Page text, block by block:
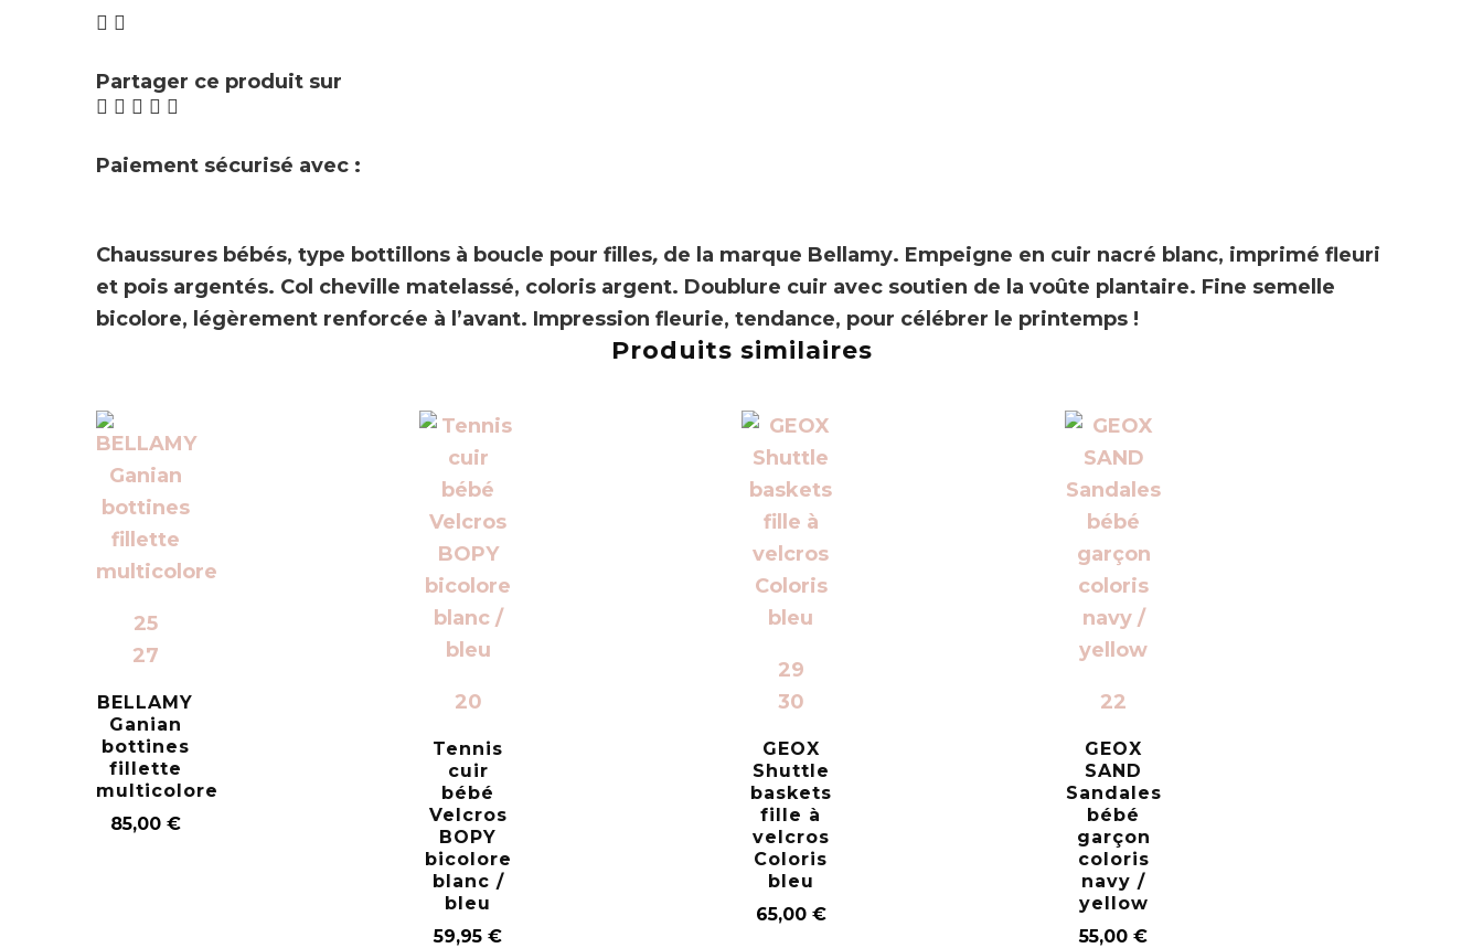
Partager ce produit sur
Paiement sécurisé avec :
Chaussures bébés, type bottillons à boucle pour filles, de la marque Bellamy. Empeigne en cuir nacré blanc, imprimé fleuri
et pois argentés. Col cheville matelassé, coloris argent. Doublure cuir avec soutien de la voûte plantaire. Fine semelle
bicolore, légèrement renforcée à l’avant. Impression fleurie, tendance, pour célébrer le printemps !
Produits similaires
25
27
BELLAMY
Ganian
bottines
fillette
multicolore
85,00 €
20
Tennis
cuir
bébé
Velcros
BOPY
bicolore
blanc /
bleu
59,95€
29
30
GEOX
Shuttle
baskets
fille à
velcros
Coloris
bleu
65,00 €
22
GEOX
SAND
Sandales
bébé
garçon
coloris
navy /
yellow
55,00€